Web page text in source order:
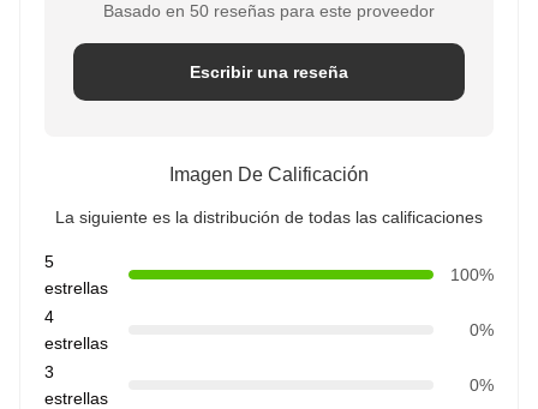
Basado en 50 reseñas para este proveedor
Escribir una reseña
Imagen De Calificación
La siguiente es la distribución de todas las calificaciones
5
estrellas
100%
4
estrellas
0%
3
estrellas
0%